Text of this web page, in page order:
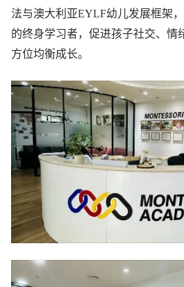
法与澳大利亚EYLF幼儿发展框架
的终身学习者，促进孩子社交、情
方位均衡成长。